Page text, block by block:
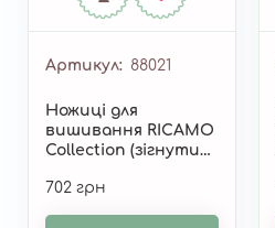
Артикул 88021
Ножиці для
вишивання RICAMO
Collection (зігнутий
702 грн